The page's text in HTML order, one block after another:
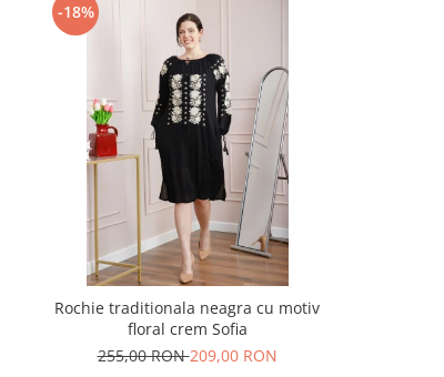
-18%
Rochie traditionala neagra cu motiv
floral crem Sofia
255,00 RON209,00 RON